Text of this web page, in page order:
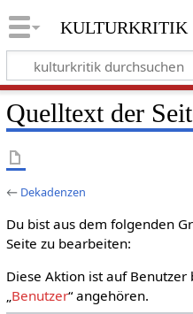
kulturkritik
Quelltext der
← Dekadenzen
Du bist aus dem folgenden
Seite zu bearbeiten:
Diese Aktion ist auf
„Benutzer“ angehören.